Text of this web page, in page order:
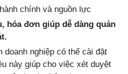
chính và nguồn lực
hóa đơn giúp dễ dàng quản
doanh nghiệp có thể cài đặt
này giúp cho việc xét duyệt